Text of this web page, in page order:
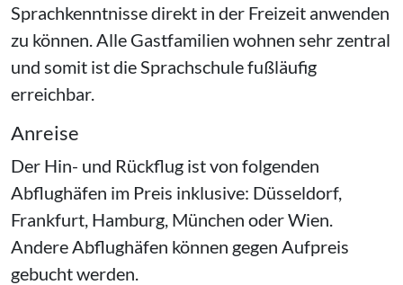
Sprachkenntnisse direkt in der Freizeit anwenden
zu können. Alle Gastfamilien wohnen sehr zentral
und somit ist die Sprachschule fußläufig
erreichbar.
Anreise
Der Hin- und Rückflug ist von folgenden
Abflughäfen im Preis inklusive: Düsseldorf,
Frankfurt, Hamburg, München oder Wien.
Andere Abflughäfen können gegen Aufpreis
gebucht werden.